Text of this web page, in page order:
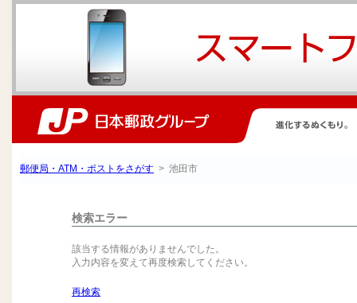
郵便局・ATM・ポストをさがす > 池田市
検索エラー
該当する情報がありませんでした。
入力内容を変えて再度検索してください。
再検索